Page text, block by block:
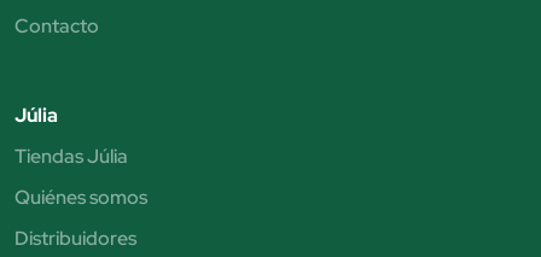
Contacto
Júlia
Tiendas Júlia
Quiénes somos
Distribuidores